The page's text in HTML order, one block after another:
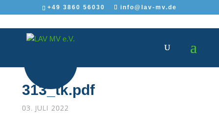
+49 3860 56030 info@lav-mv.de
313_tk.pdf
03. JULI 2022